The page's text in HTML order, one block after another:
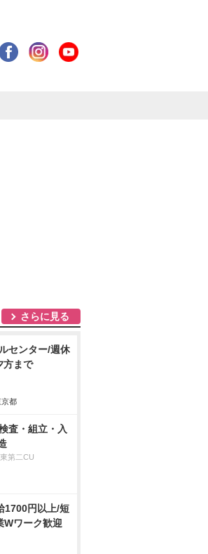
さらに見る
センター/週休
方まで
京都
査・組立・入
第二CU
1700円以上/短
Wワーク歓迎